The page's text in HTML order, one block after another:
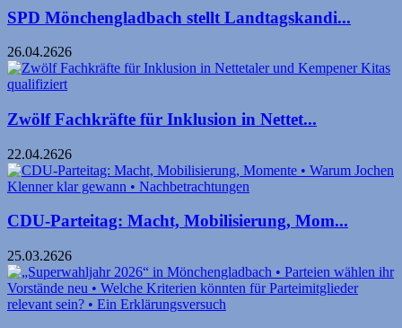
SPD Mönchengladbach stellt Landtagskandi...
26.04.2626
Zwölf Fachkräfte für Inklusion in Nettet...
22.04.2626
CDU-Parteitag: Macht, Mobilisierung, Mom...
25.03.2626